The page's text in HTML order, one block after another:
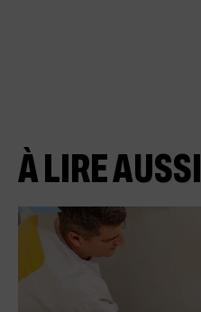
À LIRE AUSSI